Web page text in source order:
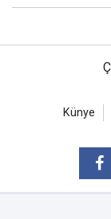
Künye